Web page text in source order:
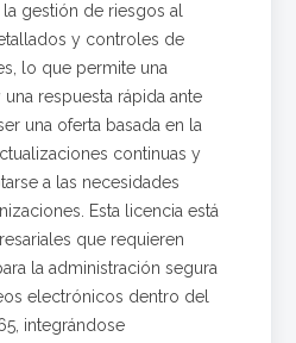
gestión de riesgos al
y controles de
lo que permite una
respuesta rápida ante
una oferta basada en la
continuas y
a las necesidades
Esta licencia está
que requieren
la administración segura
electrónicos dentro del
integrándose